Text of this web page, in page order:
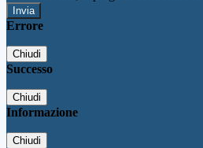
Errore
Chiudi
Successo
Chiudi
Informazione
Chiudi